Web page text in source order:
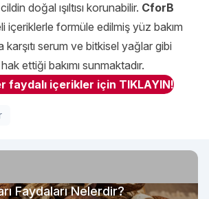
doğal ışıltısı korunabilir. CforB
içeriklerle formüle edilmiş yüz bakım
serum ve bitkisel yağlar gibi
ettiği bakımı sunmaktadır.
faydalı içerikler için TIKLAYIN!
Faydaları Nelerdir?